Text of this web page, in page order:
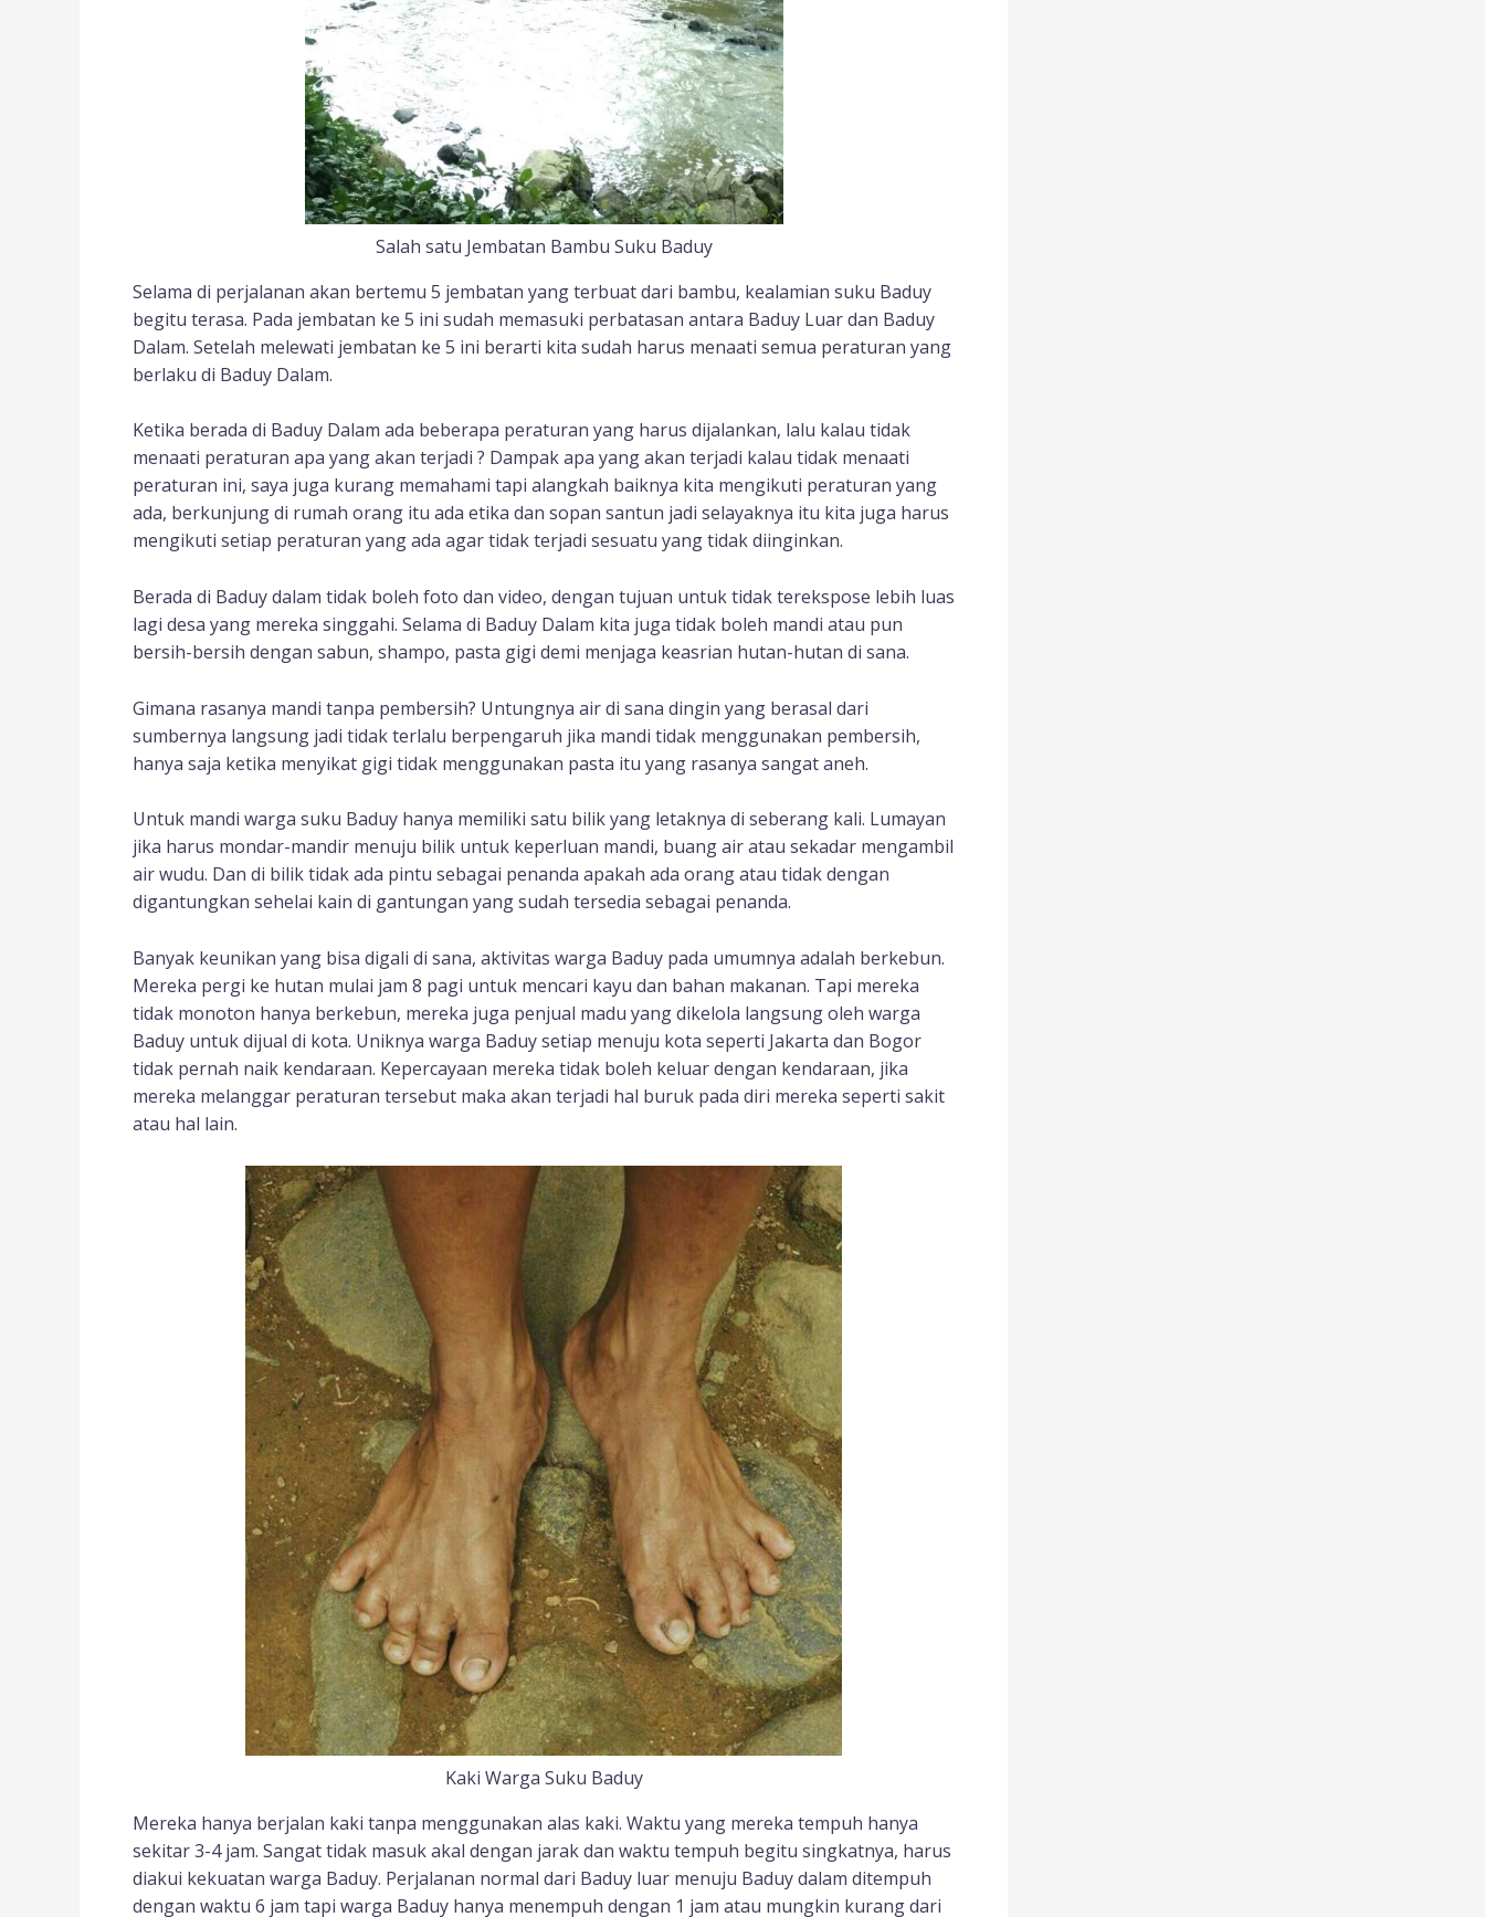
Salah satu Jembatan Bambu Suku Baduy
Selama di perjalanan akan bertemu 5 jembatan yang terbuat dari bambu, kealamian suku Baduy
begitu terasa. Pada jembatan ke 5 ini sudah memasuki perbatasan antara Baduy Luar dan Baduy
Dalam. Setelah melewati jembatan ke 5 ini berarti kita sudah harus menaati semua peraturan yang
berlaku di Baduy Dalam.
Ketika berada di Baduy Dalam ada beberapa peraturan yang harus dijalankan, lalu kalau tidak
menaati peraturan apa yang akan terjadi ? Dampak apa yang akan terjadi kalau tidak menaati
peraturan ini, saya juga kurang memahami tapi alangkah baiknya kita mengikuti peraturan yang
ada, berkunjung di rumah orang itu ada etika dan sopan santun jadi selayaknya itu kita juga harus
mengikuti setiap peraturan yang ada agar tidak terjadi sesuatu yang tidak diinginkan.
Berada di Baduy dalam tidak boleh foto dan video, dengan tujuan untuk tidak terekspose lebih luas
lagi desa yang mereka singgahi. Selama di Baduy Dalam kita juga tidak boleh mandi atau pun
bersih-bersih dengan sabun, shampo, pasta gigi demi menjaga keasrian hutan-hutan di sana.
Gimana rasanya mandi tanpa pembersih? Untungnya air di sana dingin yang berasal dari
sumbernya langsung jadi tidak terlalu berpengaruh jika mandi tidak menggunakan pembersih,
hanya saja ketika menyikat gigi tidak menggunakan pasta itu yang rasanya sangat aneh.
Untuk mandi warga suku Baduy hanya memiliki satu bilik yang letaknya di seberang kali. Lumayan
jika harus mondar-mandir menuju bilik untuk keperluan mandi, buang air atau sekadar mengambil
air wudu. Dan di bilik tidak ada pintu sebagai penanda apakah ada orang atau tidak dengan
digantungkan sehelai kain di gantungan yang sudah tersedia sebagai penanda.
Banyak keunikan yang bisa digali di sana, aktivitas warga Baduy pada umumnya adalah berkebun.
Mereka pergi ke hutan mulai jam 8 pagi untuk mencari kayu dan bahan makanan. Tapi mereka
tidak monoton hanya berkebun, mereka juga penjual madu yang dikelola langsung oleh warga
Baduy untuk dijual di kota. Uniknya warga Baduy setiap menuju kota seperti Jakarta dan Bogor
tidak pernah naik kendaraan. Kepercayaan mereka tidak boleh keluar dengan kendaraan, jika
mereka melanggar peraturan tersebut maka akan terjadi hal buruk pada diri mereka seperti sakit
atau hal lain.
Kaki Warga Suku Baduy
Mereka hanya berjalan kaki tanpa menggunakan alas kaki. Waktu yang mereka tempuh hanya
sekitar 3-4 jam. Sangat tidak masuk akal dengan jarak dan waktu tempuh begitu singkatnya, harus
diakui kekuatan warga Baduy. Perjalanan normal dari Baduy luar menuju Baduy dalam ditempuh
dengan waktu 6 jam tapi warga Baduy hanya menempuh dengan 1 jam atau mungkin kurang dari